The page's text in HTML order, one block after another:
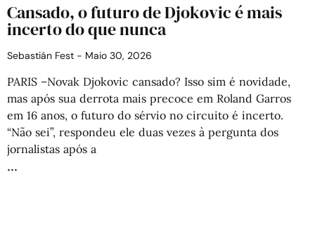
Cansado, o futuro de Djokovic é mais
incerto do que nunca
Sebastián Fest Maio 30, 2026
PARIS –Novak Djokovic cansado? Isso sim é novidade,
mas após sua derrota mais precoce em Roland Garros
em 16 anos, o futuro do sérvio no circuito é incerto.
“Não sei”, respondeu ele duas vezes à pergunta dos
jornalistas após a